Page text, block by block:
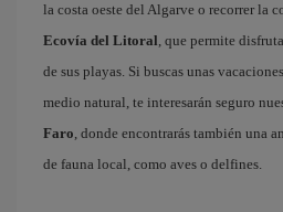
la costa oeste del Algarve o recorrer la
Ecovía del Litoral, que permite
de sus playas. Si buscas unas
medio natural, te interesarán seguro
Faro, donde encontrarás también una
de fauna local, como aves o delfines.